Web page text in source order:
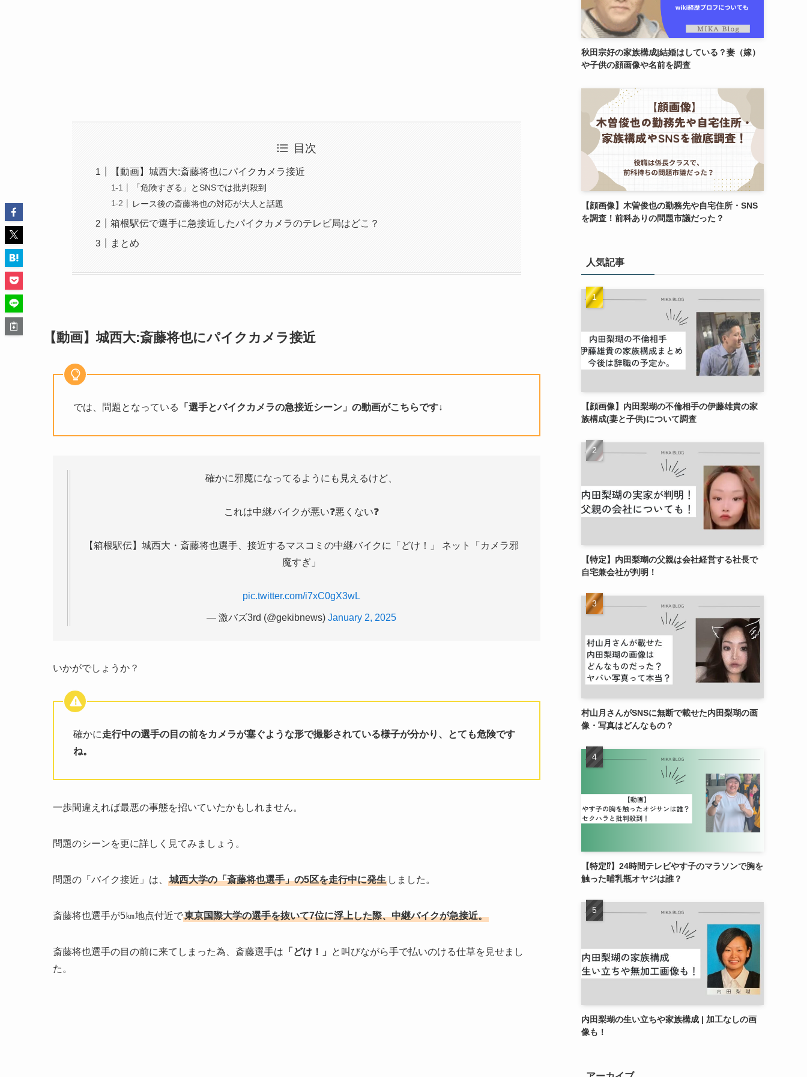
目次
【動画】城西大:斎藤将也にパイクカメラ接近
「危険すぎる」とSNSでは批判殺到
レース後の斎藤将也の対応が大人と話題
箱根駅伝で選手に急接近したパイクカメラのテレビ局はどこ？
まとめ
【動画】城西大:斎藤将也にパイクカメラ接近
では、問題となっている 「選手とバイクカメラの急接近シーン」の動画がこちらです↓
確かに邪魔になってるようにも見えるけど、
これは中継バイクが悪い❓悪くない❓
【箱根駅伝】城西大・斎藤将也選手、接近するマスコミの中継バイクに「どけ！」 ネット「カメラ邪
魔すぎ」
pic.twitter.com/i7xC0gX3wL
— 激バズ3rd (@gekibnews) January 2, 2025
いかがでしょうか？
確かに走行中の選手の目の前をカメラが塞ぐような形で撮影されている様子が分かり、とても危険です
ね。
一歩間違えれば最悪の事態を招いていたかもしれません。
問題のシーンを更に詳しく見てみましょう。
問題の「バイク接近」は、 城西大学の「斎藤将也選手」の5区を走行中に発生 しました。
斎藤将也選手が5㎞地点付近で東京国際大学の選手を抜いて7位に浮上した際、中継バイクが急接近。
斎藤将也選手の目の前に来てしまった為、斎藤選手は 「どけ！」
と叫びながら手で払いのける仕草を見せまし
た。
秋田宗好の家族構成|結婚はしている？妻（嫁）
や子供の顔画像や名前を調査
【顔画像】木曽俊也の勤務先や自宅住所・SNS
を調査！前科ありの問題市議だった？
人気記事
【顔画像】内田梨瑚の不倫相手の伊藤雄貴の家
族構成(妻と子供)について調査
【特定】内田梨瑚の父親は会社経営する社長で
自宅兼会社が判明！
村山月さんがSNSに無断で載せた内田梨瑚の画
像・写真はどんなもの？
【特定⁉︎】24時間テレビやす子のマラソンで胸を
触った哺乳瓶オヤジは誰？
内田梨瑚の生い立ちや家族構成 | 加工なしの画
像も！